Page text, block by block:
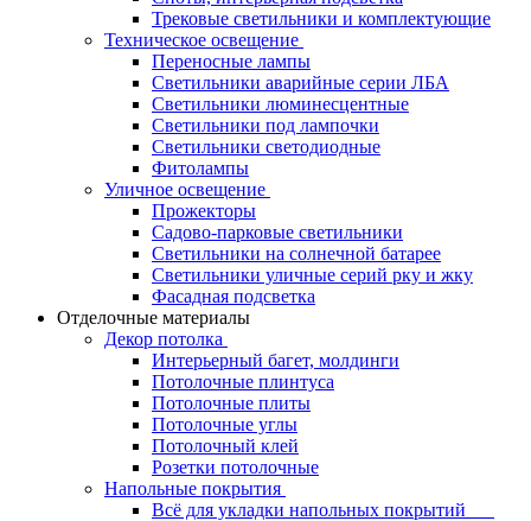
Трековые светильники и комплектующие
Техническое освещение
Переносные лампы
Светильники аварийные серии ЛБА
Светильники люминесцентные
Светильники под лампочки
Светильники светодиодные
Фитолампы
Уличное освещение
Прожекторы
Садово-парковые светильники
Светильники на солнечной батарее
Светильники уличные серий рку и жку
Фасадная подсветка
Отделочные материалы
Декор потолка
Интерьерный багет, молдинги
Потолочные плинтуса
Потолочные плиты
Потолочные углы
Потолочный клей
Розетки потолочные
Напольные покрытия
Всё для укладки напольных покрытий